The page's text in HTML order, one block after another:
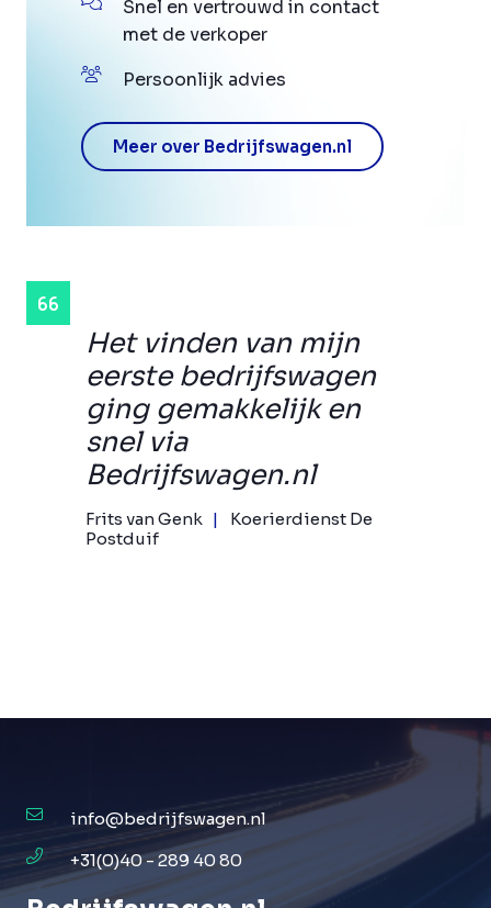
Het vinden van mijn
eerste bedrijfswagen
ging gemakkelijk en
snel via
Bedrijfswagen.nl
Frits van Genk
Koerierdienst De
Postduif
Snel en vertrouwd in contact
met de verkoper
Persoonlijk advies
Meer over Bedrijfswagen.nl
info@bedrijfswagen.nl
+31(0)40 - 289 40 80